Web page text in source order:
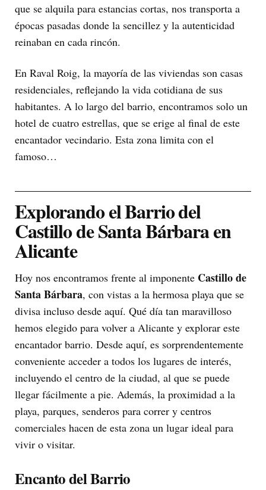
que se alquila para estancias cortas, nos transporta a
épocas pasadas donde la sencillez y la autenticidad
reinaban en cada rincón.
En Raval Roig, la mayoría de las viviendas son casas
residenciales, reflejando la vida cotidiana de sus
habitantes. A lo largo del barrio, encontramos solo un
hotel de cuatro estrellas, que se erige al final de este
encantador vecindario. Esta zona limita con el
famoso…
Explorando el Barrio del
Castillo de Santa Bárbara en
Alicante
Hoy nos encontramos frente al imponente Castillo de
Santa Bárbara, con vistas a la hermosa playa que se
divisa incluso desde aquí. Qué día tan maravilloso
hemos elegido para volver a Alicante y explorar este
encantador barrio. Desde aquí, es sorprendentemente
conveniente acceder a todos los lugares de interés,
incluyendo el centro de la ciudad, al que se puede
llegar fácilmente a pie. Además, la proximidad a la
playa, parques, senderos para correr y centros
comerciales hacen de esta zona un lugar ideal para
vivir o visitar.
Encanto del Barrio